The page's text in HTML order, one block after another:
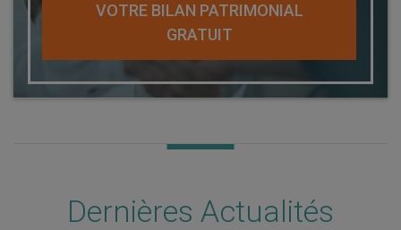
VOTRE BILAN PATRIMONIAL
GRATUIT
Dernières Actualités